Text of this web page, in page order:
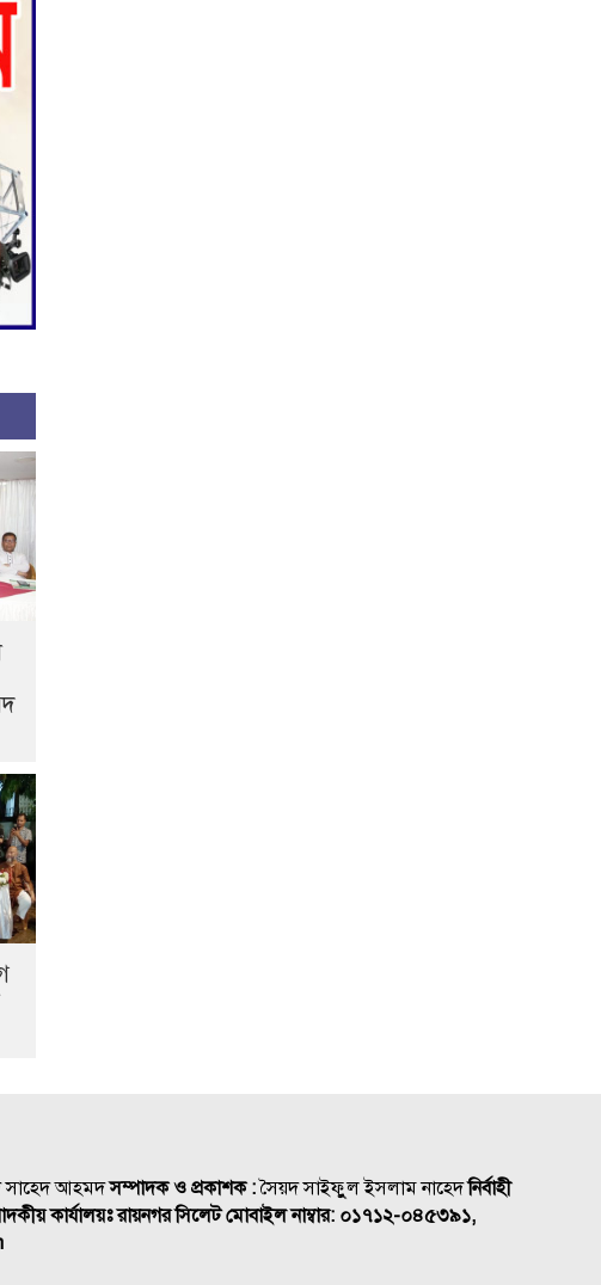
সাহেদ আহমদসম্পাদক ও প্রকাশক :সৈয়দ সাইফুুল ইসলাম নাহেদনির্বাহী
কার্যালয়ঃ রায়নগর সিলেটমোবাইল নাম্বার: ০১৭১২-০৪৫৩৯১,